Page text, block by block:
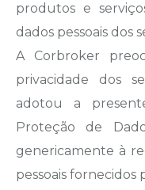
produtos e
dados pessoais dos
A Corbroker
privacidade dos
adotou a
Proteção de
genericamente à
pessoais fornecidos